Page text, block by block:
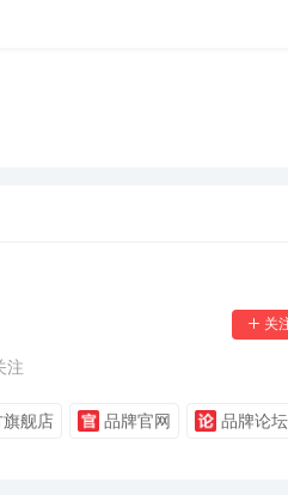
注
旗舰店 品牌官网 品牌论坛